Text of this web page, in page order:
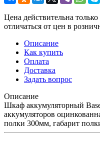
Цена действительна
отличаться от цен в
Описание
Как купить
Оплата
Доставка
Задать вопрос
Описание
Шкаф аккумуляторный
аккумуляторов
полки 300мм, габарит